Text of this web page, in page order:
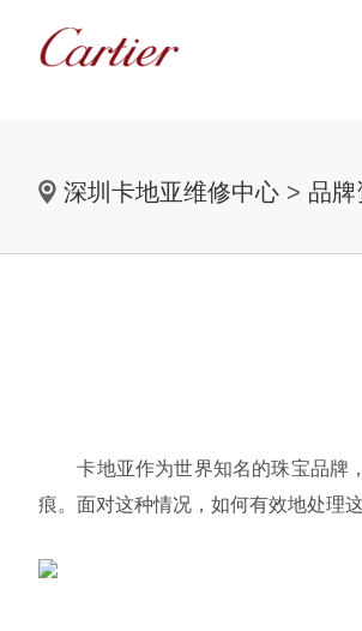
深圳卡地亚维修中心 > 品牌
卡地亚作为世界知名的珠宝品牌，
痕。面对这种情况，如何有效地处理